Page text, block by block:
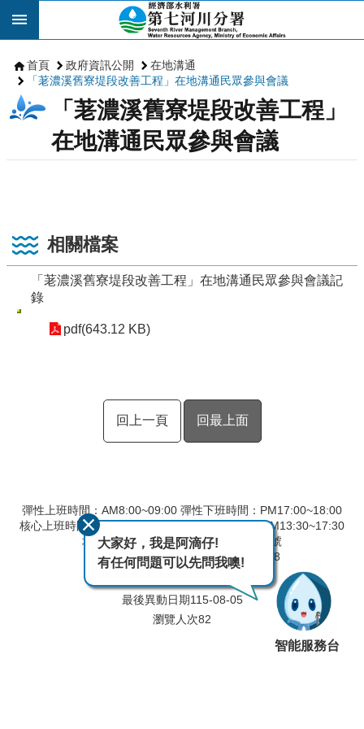
跳到主要內容區塊
首頁 政府資訊公開
在地溝通
「荖濃溪舊寮堤段改善工程」在地溝通民眾參與會議
「荖濃溪舊寮堤段改善工程」
在地溝通民眾參與會議
相關檔案
「荖濃溪舊寮堤段改善工程」在地溝通民眾參與會議記
錄
pdf(643.12 KB)
回上一頁 回最上面
彈性上班時間：AM8:00~09:00 彈性下班時間：PM17:00~18:00
核心上班時間：星期一 ~ 星期五 AM8:30~12:30 PM13:30~17:30
地址：90093屏東縣屏東市建國路291號
總機：08-7554502 傳真：08-7560148
廉政專線：08-7554506
最後異動日期115-08-05
瀏覽人次82
大家好，我是阿滴仔!
有任何問題可以先問我噢!
智能服務台